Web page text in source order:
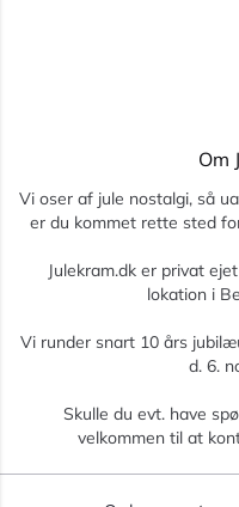
Om
Vi oser af jule nostalgi, så
er du kommet rette sted
Julekram.dk er privat
lokation i
Vi runder snart 10 års
d. 6.
Skulle du evt. have
velkommen til at